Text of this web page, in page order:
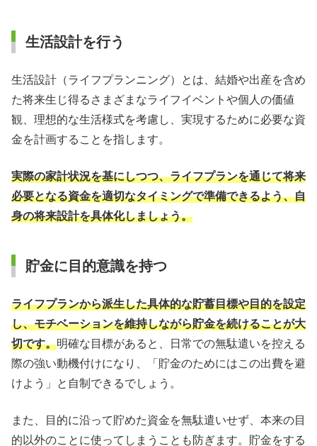
生活設計を行う
生活設計（ライフプランニング）とは、結婚や出産を含め
た将来生じ得るさまざまなライフイベントや個人の価値
観、理想的な生活様式を考慮し、実現するために必要な資
金を計画することを指します。
実際の家計状況を基にしつつ、ライフプランを通じて将来
必要となる資金を適切なタイミングで準備できるよう、自
身の将来設計を具体化しましょう。
貯金に目的意識を持つ
ライフプランから派生した具体的な貯蓄目標や目的を設定
し、モチベーションを維持しながら貯金を続けることが大
切です。明確な目標があると、日常での無駄遣いを控える
際の強い動機付けになり、「貯金のためにはこの出費を避
けよう」と自制できるでしょう。
また、目的に沿って貯めた資金を無駄遣いせず、本来の目
的以外のことに使ってしまうことも防ぎます。貯金をする